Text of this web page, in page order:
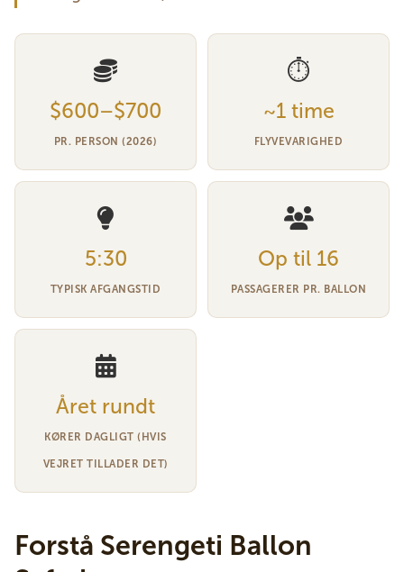
$600–$700
PR. PERSON (2026)
⏱
~1 time
FLYVEVARIGHED
5:30
TYPISK AFGANGSTID
Op til 16
PASSAGERER PR. BALLON
Året rundt
KØRER DAGLIGT (HVIS
VEJRET TILLADER DET)
Forstå Serengeti Ballon